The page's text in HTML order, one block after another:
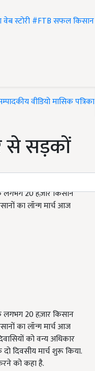
वेब स्टोरी#FTBसफल किसान
वीडियोमासिक पत्रिका
से सड़कों
लगभग 20 हज़ार किसान
का लॉन्ग मार्च आज
लगभग 20 हज़ार किसान
का लॉन्ग मार्च आज
को वन्य अधिकार
दिवसीय मार्च शुरू किया.
को कहा है.